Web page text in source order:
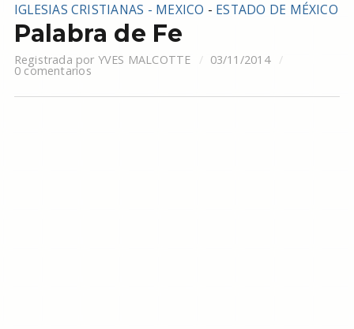
IGLESIAS CRISTIANAS - MEXICO - ESTADO DE MÉXICO
Palabra de Fe
Registrada por YVES MALCOTTE 03/11/2014
0 comentarios